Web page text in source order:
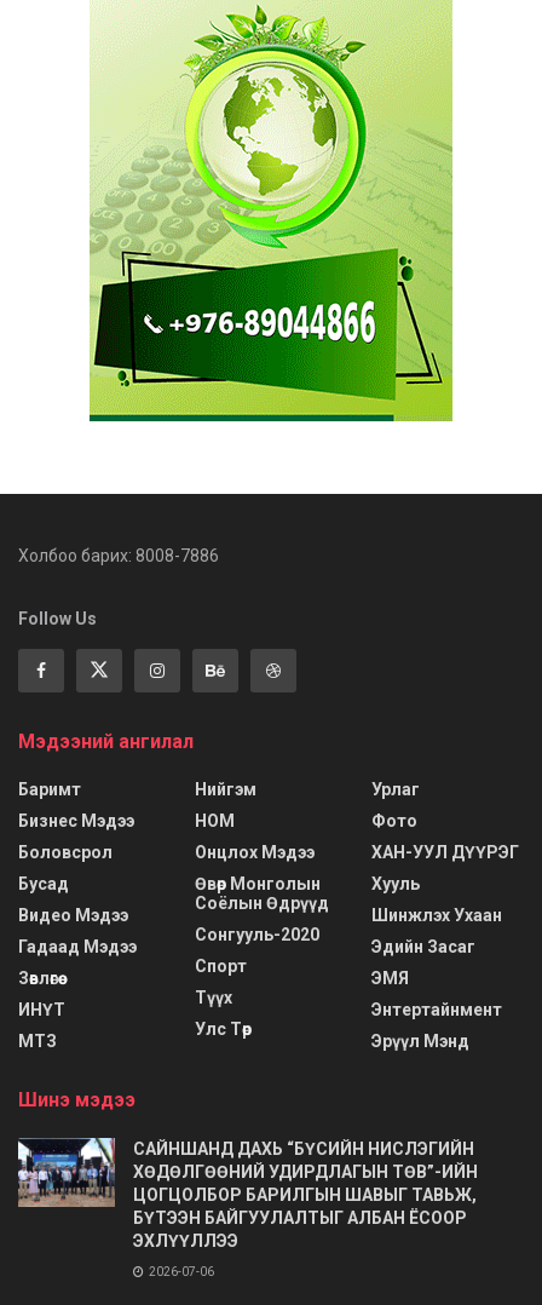
Холбоо барих: 8008-7886
Follow Us
Мэдээний ангилал
Баримт
Бизнес Мэдээ
Боловсрол
Бусад
Видео Мэдээ
Гадаад Мэдээ
Зөвлөгөө
ИНҮТ
МТЗ
Нийгэм
НОМ
Онцлох Мэдээ
Өвөр Монголын
Соёлын Өдрүүд
Сонгууль-2020
Спорт
Түүх
Улс Төр
Урлаг
Фото
ХАН-УУЛ ДҮҮРЭГ
Хууль
Шинжлэх Ухаан
Эдийн Засаг
ЭМЯ
Энтертайнмент
Эрүүл Мэнд
Шинэ мэдээ
САЙНШАНД ДАХЬ “БҮСИЙН НИСЛЭГИЙН
ХӨДӨЛГӨӨНИЙ УДИРДЛАГЫН ТӨВ”-ИЙН
ЦОГЦОЛБОР БАРИЛГЫН ШАВЫГ ТАВЬЖ,
БҮТЭЭН БАЙГУУЛАЛТЫГ АЛБАН ЁСООР
ЭХЛҮҮЛЛЭЭ
2026-07-06